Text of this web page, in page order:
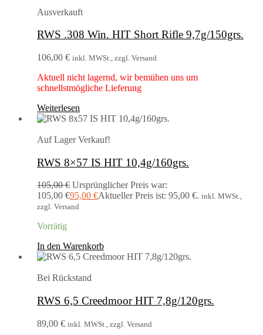
Ausverkauft
RWS .308 Win. HIT Short Rifle 9,7g/150grs.
106,00 € inkl. MWSt., zzgl. Versand
Aktuell nicht lagernd, wir bemühen uns um
schnellstmögliche Lieferung
Weiterlesen
Auf Lager Verkauf!
RWS 8×57 IS HIT 10,4g/160grs.
105,00€ Ursprünglicher Preis war:
105,00 €95,00 €Aktueller Preis ist: 95,00 €. inkl. MWSt.,
zzgl. Versand
Vorrätig
In den Warenkorb
Bei Rückstand
RWS 6,5 Creedmoor HIT 7,8g/120grs.
89,00 € inkl. MWSt., zzgl. Versand